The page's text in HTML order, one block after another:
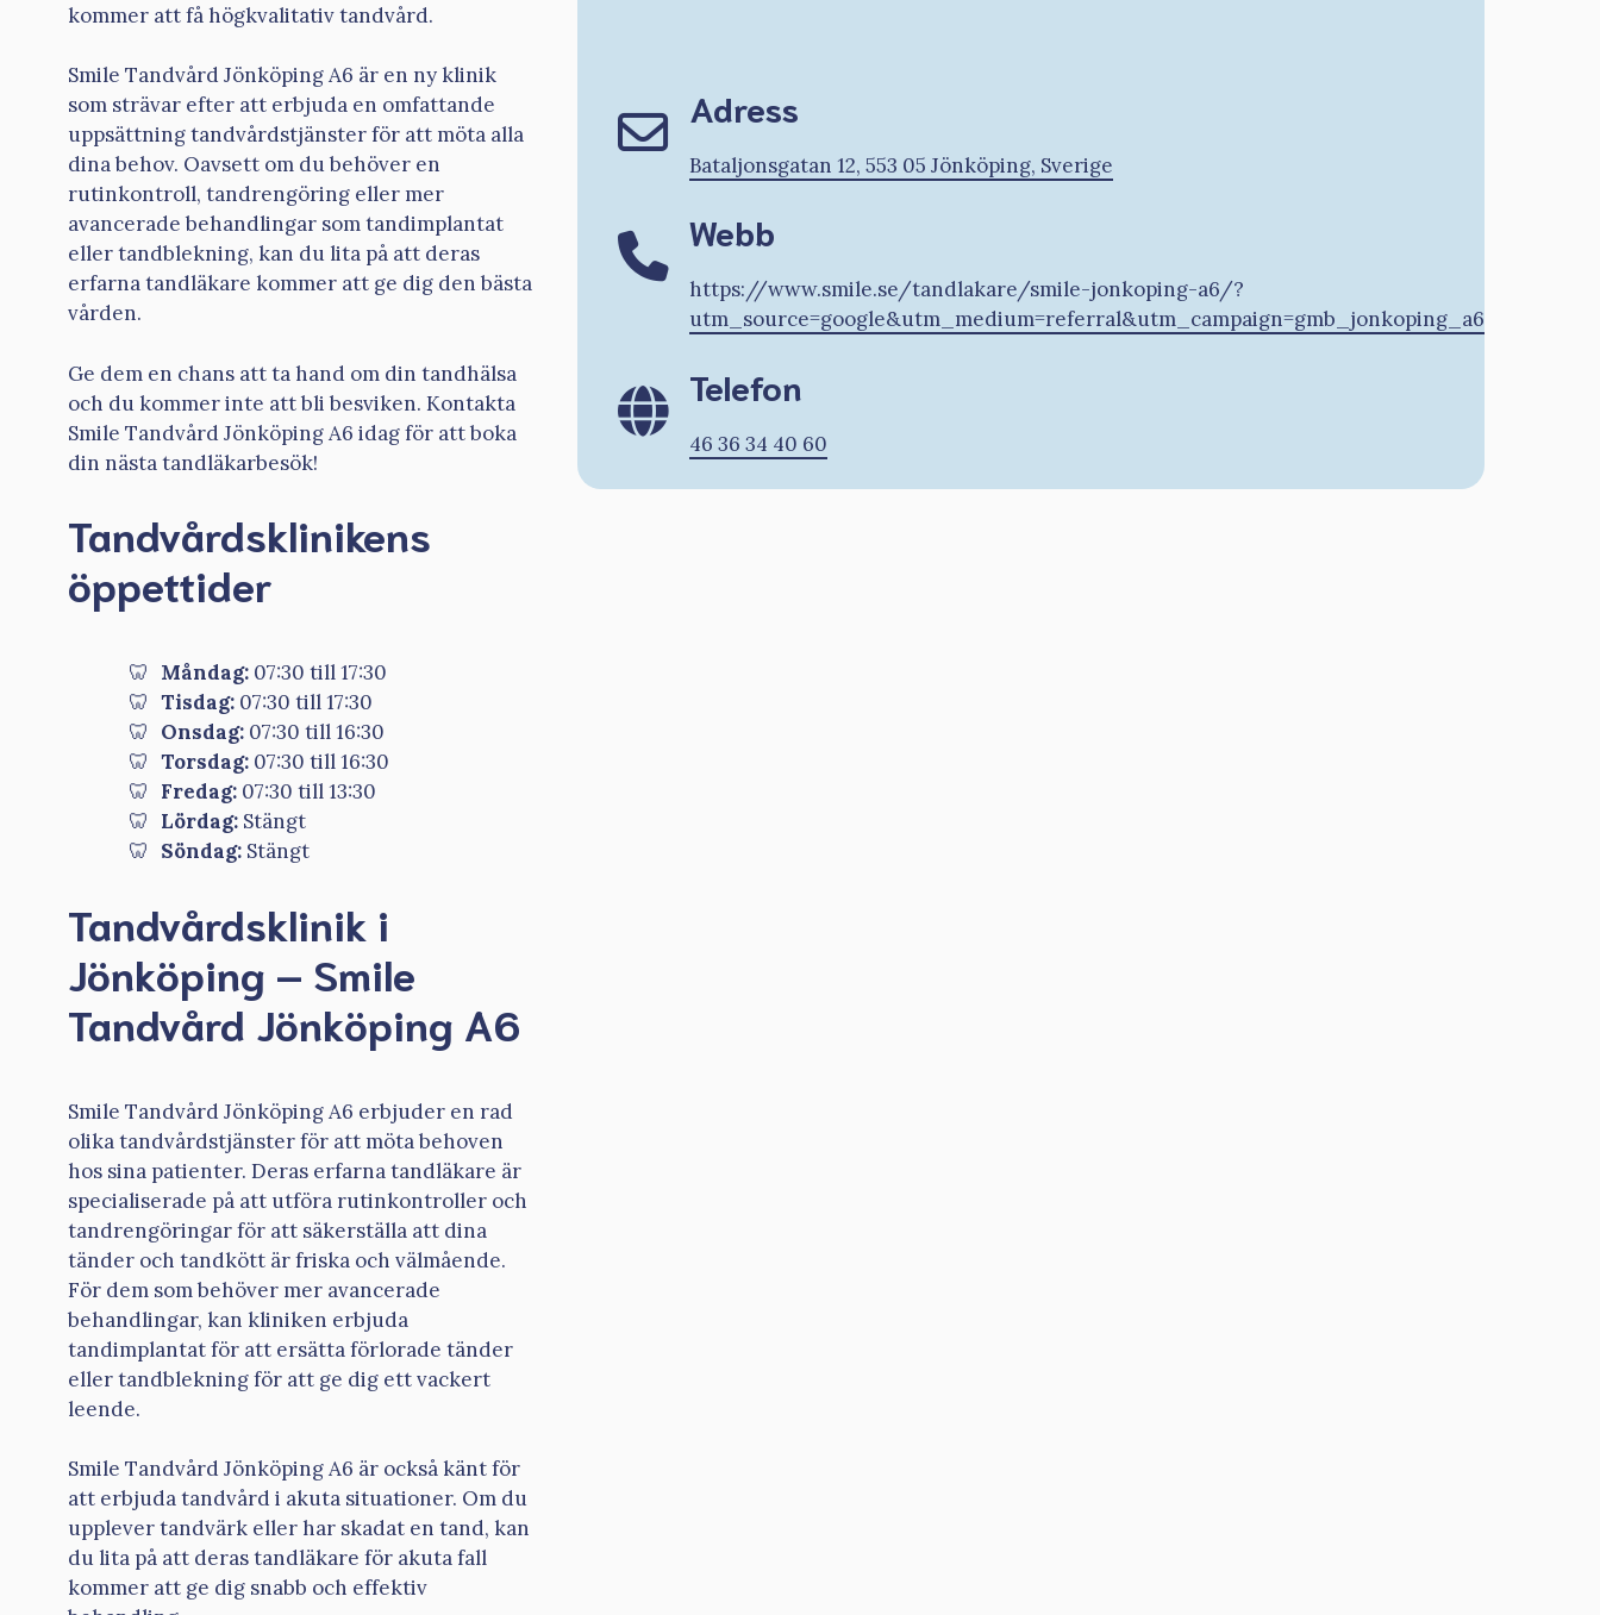
kommer att få högkvalitativ tandvård.
Smile Tandvård Jönköping A6 är en ny klinik
som strävar efter att erbjuda en omfattande
uppsättning tandvårdstjänster för att möta alla
dina behov. Oavsett om du behöver en
rutinkontroll, tandrengöring eller mer
avancerade behandlingar som tandimplantat
eller tandblekning, kan du lita på att deras
erfarna tandläkare kommer att ge dig den bästa
vården.
Ge dem en chans att ta hand om din tandhälsa
och du kommer inte att bli besviken. Kontakta
Smile Tandvård Jönköping A6 idag för att boka
din nästa tandläkarbesök!
Tandvårdsklinikens
öppettider
Måndag: 07:30 till 17:30
Tisdag: 07:30 till 17:30
Onsdag: 07:30 till 16:30
Torsdag: 07:30 till 16:30
Fredag: 07:30 till 13:30
Lördag: Stängt
Söndag: Stängt
Tandvårdsklinik i
Jönköping – Smile
Tandvård Jönköping A6
Smile Tandvård Jönköping A6 erbjuder en rad
olika tandvårdstjänster för att möta behoven
hos sina patienter. Deras erfarna tandläkare är
specialiserade på att utföra rutinkontroller och
tandrengöringar för att säkerställa att dina
tänder och tandkött är friska och välmående.
För dem som behöver mer avancerade
behandlingar, kan kliniken erbjuda
tandimplantat för att ersätta förlorade tänder
eller tandblekning för att ge dig ett vackert
leende.
Smile Tandvård Jönköping A6 är också känt för
att erbjuda tandvård i akuta situationer. Om du
upplever tandvärk eller har skadat en tand, kan
du lita på att deras tandläkare för akuta fall
kommer att ge dig snabb och effektiv
Adress
Bataljonsgatan 12, 553 05 Jönköping, Sverige
Webb
https://www.smile.se/tandlakare/smile-jonkoping-a6/?
utm_source=google&utm_medium=referral&utm_campaign=gmb_jonkoping_a6
Telefon
46 36 34 40 60